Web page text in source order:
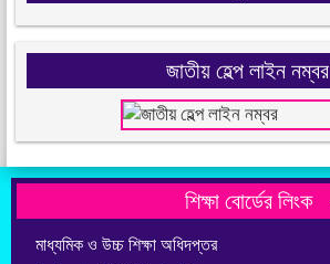
জাতীয় হেল্প লাইন নম্বর
শিক্ষা বোর্ডের লিংক
মাধ্যমিক ও উচ্চ শিক্ষা অধিদপ্তর